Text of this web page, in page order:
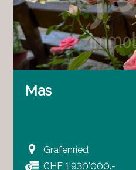
Mas
Grafenried
CHF 1'930'000.-